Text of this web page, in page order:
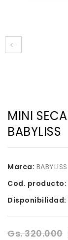
MINI
BABYLISS
Marca: BABYLISS
Cod. producto:
Disponibilidad:
Gs. 320.000